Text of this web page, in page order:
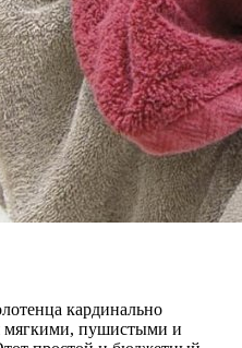
кардинально
мягкими, пушистыми и